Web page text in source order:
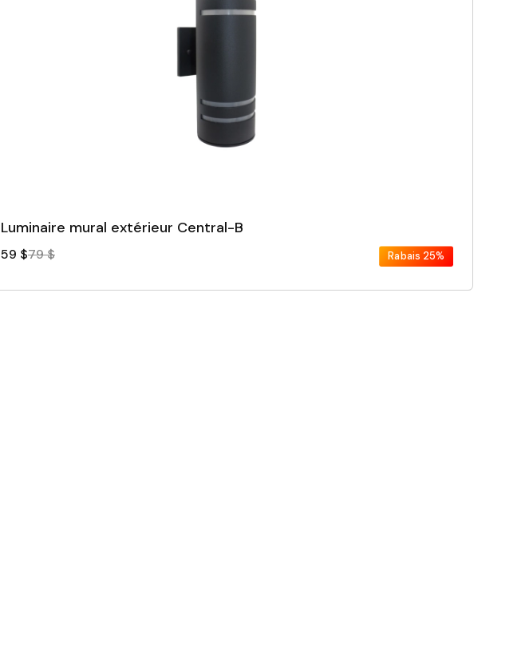
Luminaire mural extérieur Central-B
59 $79 $ Rabais 25%